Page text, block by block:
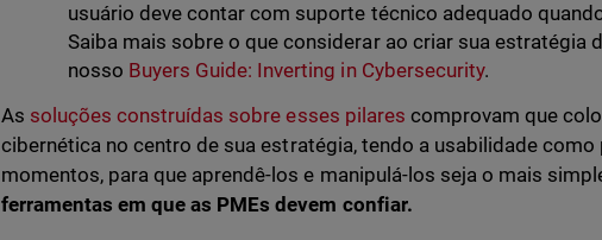
usuário deve contar com suporte técnico adequado
Saiba mais sobre o que considerar ao criar sua estratégia
nosso Buyers Guide: Inverting in Cybersecurity.
As soluções construídas sobre esses pilares comprovam que
cibernética no centro de sua estratégia, tendo a usabilidade
momentos, para que aprendê-los e manipulá-los seja o mais
ferramentas em que as PMEs devem confiar.